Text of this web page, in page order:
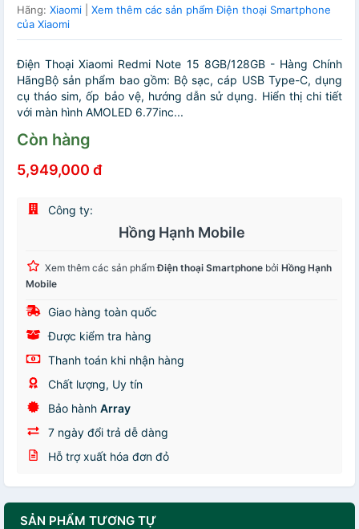
Hãng: Xiaomi
Xem thêm các sản phẩm Điện thoại Smartphone
của Xiaomi
Điện Thoại Xiaomi Redmi Note 15 8GB/128GB - Hàng Chính
HãngBộ sản phẩm bao gồm: Bộ sạc, cáp USB Type-C, dụng
cụ tháo sim, ốp bảo vệ, hướng dẫn sử dụng. Hiển thị chi tiết
với màn hình AMOLED 6.77inc...
Còn hàng
5,949,000 đ
Công ty:
Hồng Hạnh Mobile
Xem thêm các sản phẩmĐiện thoại Smartphone bởi Hồng Hạnh
Mobile
Giao hàng toàn quốc
Được kiểm tra hàng
Thanh toán khi nhận hàng
Chất lượng, Uy tín
Bảo hành Array
7 ngày đổi trả dễ dàng
Hỗ trợ xuất hóa đơn đỏ
SẢN PHẨM TƯƠNG TỰ